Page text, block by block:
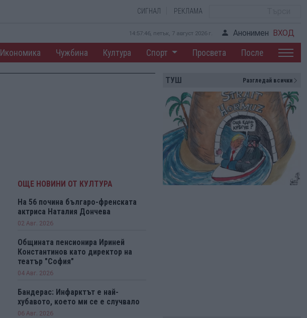
СИГНАЛ РЕКЛАМА
14:57:47, петък, 7 август 2026 г. Анонимен ВХОД
Икономика Чужбина Култура Спорт Просвета После
ОЩЕ НОВИНИ ОТ КУЛТУРА
На 56 почина българо-френската
актриса Наталия Дончева
02 Авг. 2026
Общината пенсионира Ириней
Константинов като директор на
театър "София"
04 Авг. 2026
Бандерас: Инфарктът е най-
хубавото, което ми се е случвало
06 Авг. 2026
ТУШ Разгледай всички